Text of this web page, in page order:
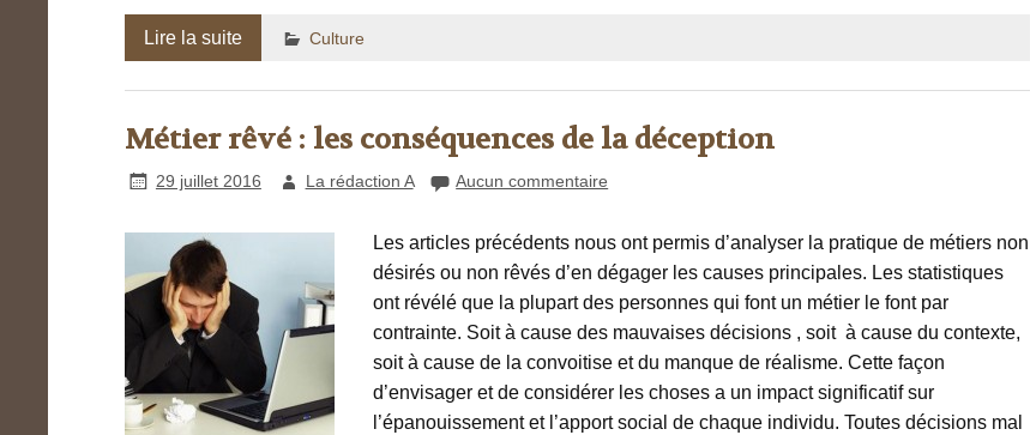
Lire la suite Culture
Métier rêvé : les conséquences de la déception
29 juillet 2016 La rédaction A Aucun commentaire
Les articles précédents nous ont permis d’analyser la pratique de métiers non
désirés ou non rêvés d’en dégager les causes principales. Les statistiques
ont révélé que la plupart des personnes qui font un métier le font par
contrainte. Soit à cause des mauvaises décisions , soit à cause du contexte,
soit à cause de la convoitise et du manque de réalisme. Cette façon
d’envisager et de considérer les choses a un impact significatif sur
l’épanouissement et l’apport social de chaque individu. Toutes décisions mal